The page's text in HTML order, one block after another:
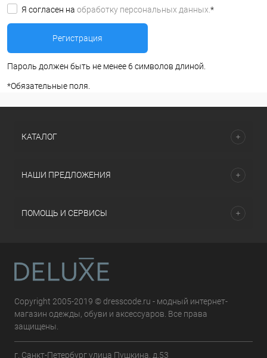
Я согласен на обработку персональных данных. *
Пароль должен быть не менее 6 символов длиной.
*Обязательные поля.
КАТАЛОГ
НАШИ ПРЕДЛОЖЕНИЯ
ПОМОЩЬ И СЕРВИСЫ
Copyright 2005-2019 © dresscode.ru - модный интернет-
магазин одежды, обуви и аксессуаров. Все права
защищены.
г. Санкт-Петербург улица Пушкина, д.53